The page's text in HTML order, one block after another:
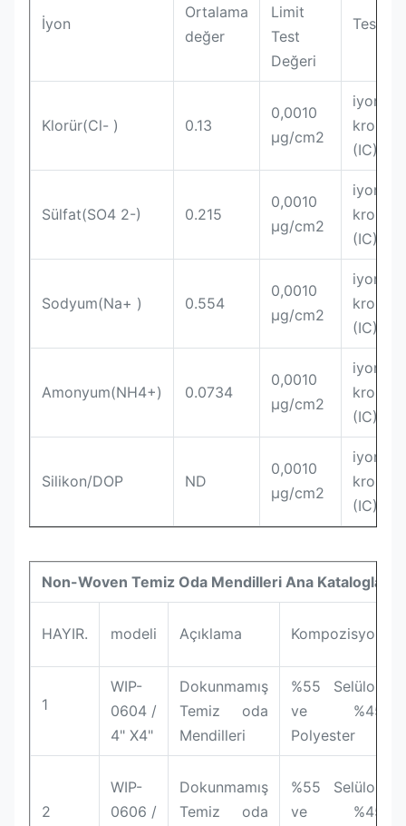
İyon
Ortalama
değer
Limit
Test
Değeri
Test
Klorür(Cl- ) 0.13
0,0010
µg/cm2
iyon
(IC) ile
Sülfat(SO4 2-) 0.215
0,0010
µg/cm2
iyon
(IC) ile
Sodyum(Na+ ) 0.554
0,0010
µg/cm2
iyon
(IC) ile
Amonyum(NH4+) 0.0734
0,0010
µg/cm2
iyon
(IC) ile
Silikon/DOP ND
0,0010
µg/cm2
iyon
(IC) ile
Non-Woven Temiz Oda Mendilleri Ana Kataloglar:
HAYIR. modeli Açıklama Kompozisyon
1
WIP-
0604 /
4" X4"
Dokunmamış
Temiz oda
Mendilleri
%55 Selüloz
ve %45
Polyester
2
WIP-
0606 /
Dokunmamış
Temiz oda
%55 Selüloz
ve %45